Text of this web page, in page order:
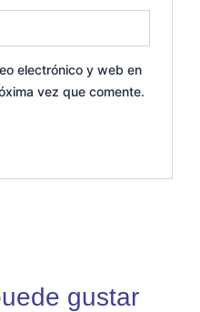
electrónico y web en
vez que comente.
gustar